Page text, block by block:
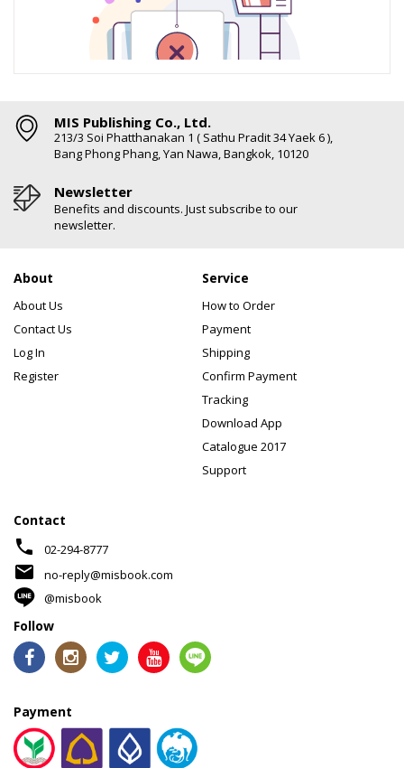
MIS Publishing Co., Ltd.
213/3 Soi Phatthanakan 1 ( Sathu Pradit 34 Yaek 6 ),
Bang Phong Phang, Yan Nawa, Bangkok, 10120
Newsletter
Benefits and discounts. Just subscribe to our
newsletter.
About
About Us
Contact Us
Log In
Register
Service
How to Order
Payment
Shipping
Confirm Payment
Tracking
Download App
Catalogue 2017
Support
Contact
phone 02-294-8777
mail
no-reply@misbook.com
@misbook
Follow
Payment